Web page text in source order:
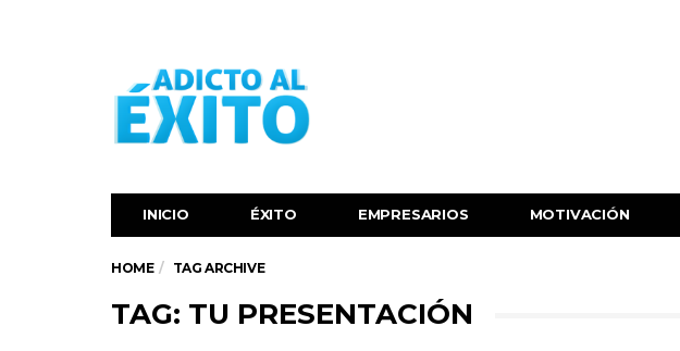
INICIO ÉXITO‬ EMPRESARIOS MOTIVACIÓN
HOME TAG ARCHIVE
TAG: TU PRESENTACIÓN